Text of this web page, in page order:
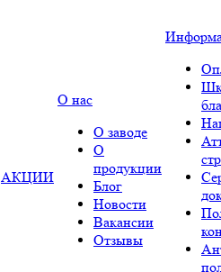
АКЦИИ
О нас
О заводе
О
продукции
Блог
Новости
Вакансии
Отзывы